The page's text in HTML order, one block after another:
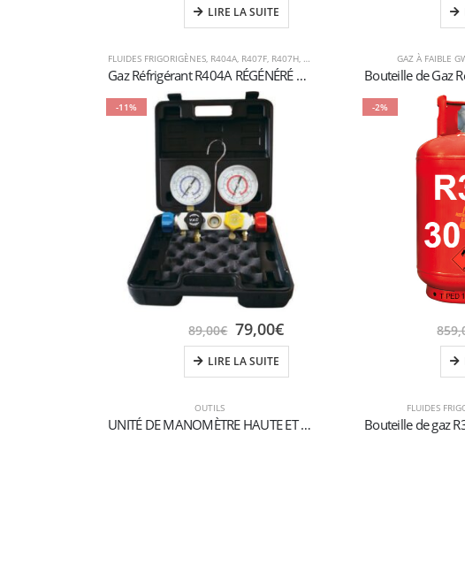
FLUIDES FRIGORIGÈNES, R404A, R407F, R407H, R448A
Gaz Réfrigérant R404A RÉGÉNÉRÉ – Bouteille Rechargeable 5 kg T-PED (Vanne 1/4″ SAE)
LIRE LA SUITE
GAZ À FAIBLE
-11%
OUTILS
UNITÉ DE MANOMÈTRE HAUTE ET BASSE PRESSION 2 VOIES POUR GAZ R134a-R404A-R407C
89,00€ 79,00€
LIRE LA SUITE
-2%
FLUIDES